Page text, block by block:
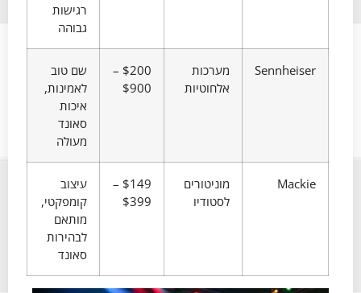
רגישות
גבוהה
Sennheiser
מערכות
אלחוטיות
$200 –
$900
שם טוב
לאמינות,
איכות
סאונד
מעולה
Mackie
מוניטורים
לסטודיו
$149 –
$399
עיצוב
קומפקטי,
מותאם
לבהירות
סאונד